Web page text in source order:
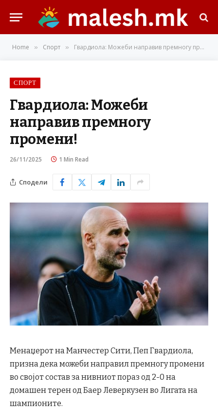
Home » Спорт » Гвардиола: Можеби направив премногу промени!
СПОРТ
Гвардиола: Можеби
направив премногу
промени!
26/11/2025 1 Min Read
Сподели
Менаџерот на Манчестер Сити, Пеп Гвардиола,
призна дека можеби направил премногу промени
во својот состав за нивниот пораз од 2-0 на
домашен терен од Баер Леверкузен во Лигата на
шампионите.